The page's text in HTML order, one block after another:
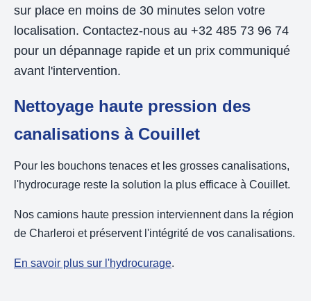
sur place en moins de 30 minutes selon votre
localisation. Contactez-nous au +32 485 73 96 74
pour un dépannage rapide et un prix communiqué
avant l'intervention.
Nettoyage haute pression des
canalisations à Couillet
Pour les bouchons tenaces et les grosses canalisations,
l'hydrocurage reste la solution la plus efficace à Couillet.
Nos camions haute pression interviennent dans la région
de Charleroi et préservent l'intégrité de vos canalisations.
En savoir plus sur l'hydrocurage.